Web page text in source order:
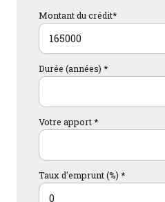
Montant du crédit*
Durée (années) *
Votre apport *
Taux d'emprunt (%) *